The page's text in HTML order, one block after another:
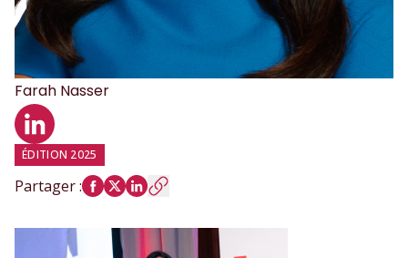
Farah Nasser
Profil LinkedIn
ÉDITION 2025
Partager: